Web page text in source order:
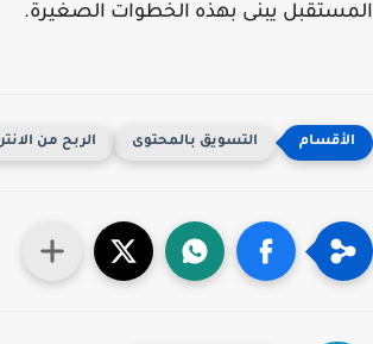
يبنى بهذه الخطوات الصغيرة.
التسويق بالمحتوى الربح من الانترنت